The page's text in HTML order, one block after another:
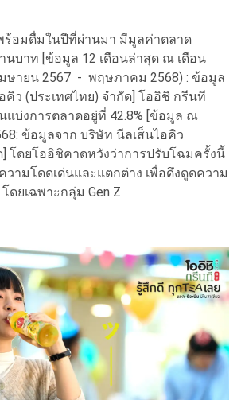
มดื่มในปีที่ผ่านมา มีมูลค่าตลาด
นบาท [ข้อมูล 12 เดือนล่าสุด ณ เดือน
ษายน 2567 - พฤษภาคม 2568) : ข้อมูล
คิว (ประเทศไทย) จำกัด] โออิชิ กรีนที
แบ่งการตลาดอยู่ที่ 42.8% [ข้อมูล ณ
ข้อมูลจาก บริษัท นีลเส็นไอคิว
] โดยโออิชิคาดหวังว่าการปรับโฉมครั้งนี้
วามโดดเด่นและแตกต่าง เพื่อดึงดูดความ
ดยเฉพาะกลุ่ม Gen Z